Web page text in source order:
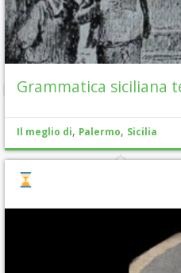
Grammatica siciliana
Il meglio di, Palermo, Sicilia